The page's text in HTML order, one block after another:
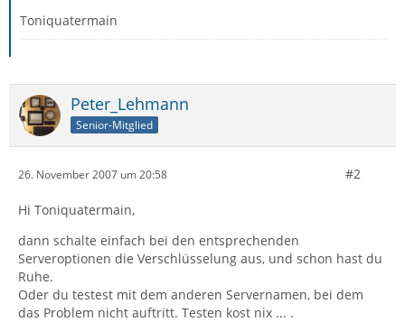
Toniquatermain
Peter_Lehmann
Senior-Mitglied
26. November 2007 um 20:58 #2
Hi Toniquatermain,
dann schalte einfach bei den entsprechenden
Serveroptionen die Verschlüsselung aus, und schon hast du
Ruhe.
Oder du testest mit dem anderen Servernamen, bei dem
das Problem nicht auftritt. Testen kost nix ... .